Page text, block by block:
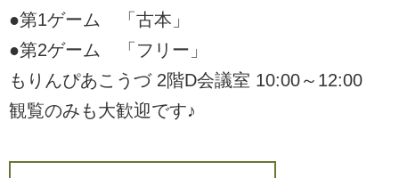
●第1ゲーム 「古本」
●第2ゲーム 「フリー」
もりんぴあこうづ 2階D会議室 10:00～12:00
観覧のみも大歓迎です♪